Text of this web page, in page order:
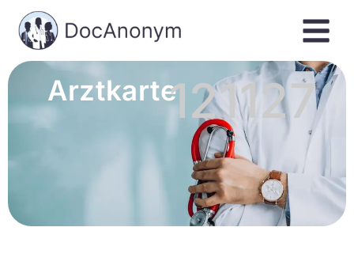
Arztkarte121127